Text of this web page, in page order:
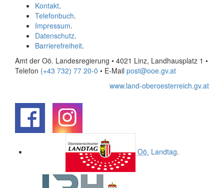
Kontakt.
Telefonbuch.
Impressum.
Datenschutz.
Barrierefreiheit.
Amt der Oö. Landesregierung • 4021 Linz, Landhausplatz 1 •
Telefon (+43 732) 77 20-0 • E-Mail post@ooe.gv.at
www.land-oberoesterreich.gv.at
Oö. Landtag.